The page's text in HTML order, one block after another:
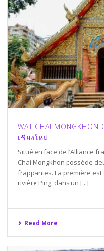
WAT CHAI
เชียงใหม่
Situé en face de l’Alliance
Chai Mongkhon possède
frappantes. La première est
rivière Ping, dans un [...]
Read More